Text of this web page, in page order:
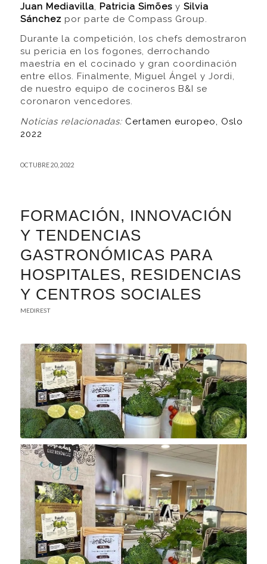
Juan Mediavilla, Patricia Simõesy Silvia
Sánchezpor parte de Compass Group.
Durante la competición, los chefs demostraron
su pericia en los fogones, derrochando
maestría en el cocinado y gran coordinación
entre ellos. Finalmente, Miguel Ángel y Jordi,
de nuestro equipo de cocineros B&I se
coronaron vencedores.
Noticias relacionadas: Certamen europeo, Oslo
2022
OCTUBRE 20, 2022
FORMACIÓN, INNOVACIÓN
Y TENDENCIAS
GASTRONÓMICAS PARA
HOSPITALES, RESIDENCIAS
Y CENTROS SOCIALES
MEDIREST